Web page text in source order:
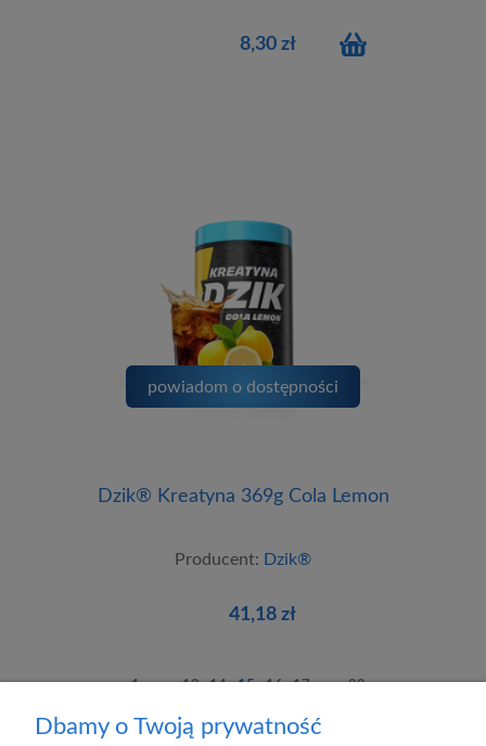
8,30 zł
Dzik® Kreatyna 369g Cola Lemon
Producent: Dzik®
41,18 zł
powiadom o dostępności
1 ... 13 14 15 16 17 ... 29
Dbamy o Twoją prywatność